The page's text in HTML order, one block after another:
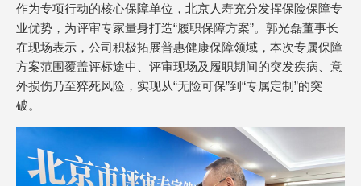
作为专项行动的核心保障单位，北京人寿充分发挥保险保障专
业优势，为评审专家量身打造“履职保障方案”。郭光磊董事长
在现场表示，公司积极拓展普惠健康保障领域，本次专属保障
方案范围覆盖评标途中、评审现场及履职期间的突发疾病、意
外损伤乃至猝死风险，实现从“无险可保”到“专属定制”的突
破。